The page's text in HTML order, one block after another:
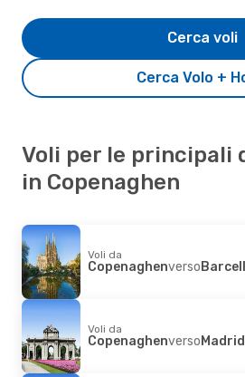
Cerca Volo +
Cerca voli
Voli per le principali
in Copenaghen
Voli da
Copenaghenverso
Voli da
CopenaghenversoMadrid